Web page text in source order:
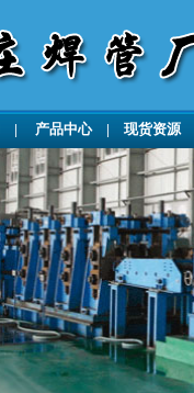
| 产品中心| 现货资源